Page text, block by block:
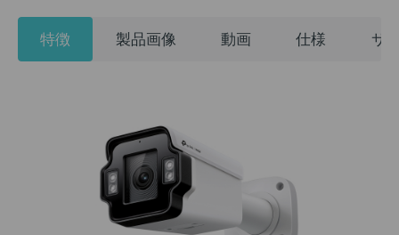
特徴 製品画像 動画 仕様 サ